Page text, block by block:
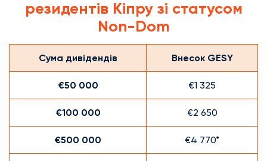
резидентів Кіпру зі статусом
Non-Dom
Сума дивідендів Внесок GESY
€50 000 €1 325
€100 000 €2 650
€500 000 €4 770*